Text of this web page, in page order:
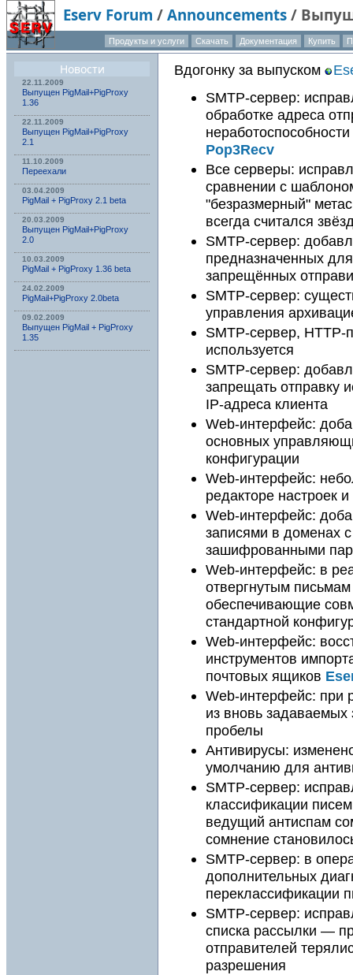
Eserv Forum / Announcements /
Продукты и услуги Скачать Документация Купить
Новости
22.11.2009
Выпущен PigMail+PigProxy
1.36
22.11.2009
Выпущен PigMail+PigProxy
2.1
11.10.2009
Переехали
03.04.2009
PigMail + PigProxy 2.1 beta
20.03.2009
Выпущен PigMail+PigProxy
2.0
10.03.2009
PigMail + PigProxy 1.36 beta
24.02.2009
PigMail+PigProxy 2.0beta
09.02.2009
Выпущен PigMail + PigProxy
1.35
Вдогонку за выпуском
SMTP-сервер:
обработке адреса
Pop3Recv
Все серверы:
сравнении с
"безразмерный"
всегда считался
SMTP-сервер:
предназначенных
запрещённых
SMTP-сервер:
управления
SMTP-сервер, HTTP-
используется
SMTP-сервер:
запрещать отправку
IP-адреса клиента
Web-интерфейс:
основных
конфигурации
Web-интерфейс:
редакторе настроек и
Web-интерфейс:
записями в доменах
зашифрованными
Web-интерфейс: в
отвергнутым
обеспечивающие
стандартной
Web-интерфейс:
инструментов
почтовых ящиков
Web-интерфейс: при
из вновь
пробелы
Антивирусы:
умолчанию для
SMTP-сервер:
классификации
ведущий антиспам
сомнение
SMTP-сервер: в
дополнительных
переклассификации
SMTP-сервер:
списка рассылки —
отправителей
разрешения